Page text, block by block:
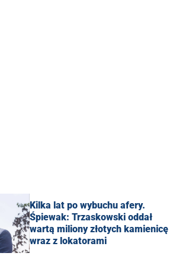
Kilka lat po wybuchu afery.
Śpiewak: Trzaskowski oddał
wartą miliony złotych kamienicę
wraz z lokatorami